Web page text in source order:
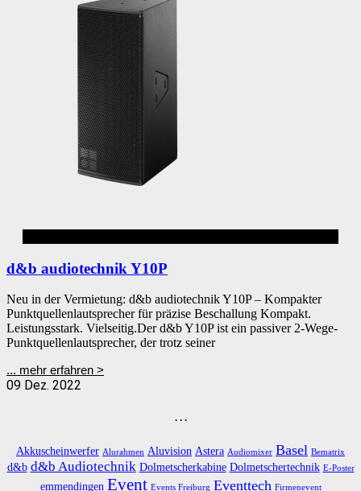
d&b audiotechnik Y10P
Neu in der Vermietung: d&b audiotechnik Y10P – Kompakter
Punktquellenlautsprecher für präzise Beschallung Kompakt.
Leistungsstark. Vielseitig.Der d&b Y10P ist ein passiver 2-Wege-
Punktquellenlautsprecher, der trotz seiner
... mehr erfahren >
09 Dez. 2022
. . .
Akkuscheinwerfer Alurahmen Aluvision Astera Audiomixer Basel Bematrix
d&b d&b Audiotechnik Dolmetscherkabine Dolmetschertechnik E-Poster
emmendingen Event Events Freiburg Eventtech Firmenevent